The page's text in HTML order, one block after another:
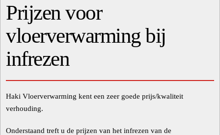
Prijzen voor
vloerverwarming bij
infrezen
Haki Vloerverwarming kent een zeer goede prijs/kwaliteit
verhouding.
Onderstaand treft u de prijzen van het infrezen van de